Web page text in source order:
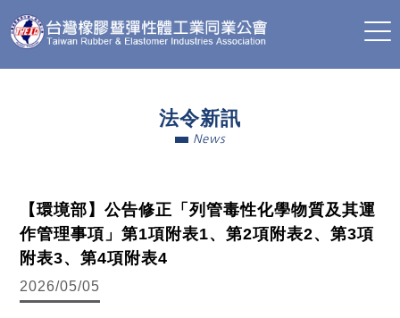
法令新訊
News
【環境部】公告修正「列管毒性化學物質及其運
作管理事項」第1項附表1、第2項附表2、第3項
附表3、第4項附表4
2026/05/05